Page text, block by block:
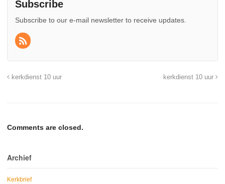
Subscribe
Subscribe to our e-mail newsletter to receive updates.
kerkdienst 10 uur kerkdienst 10 uur
Comments are closed.
Archief
Kerkbrief